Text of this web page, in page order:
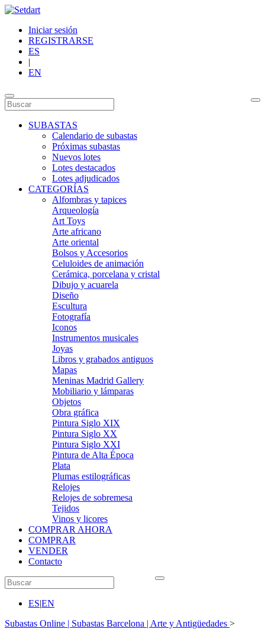
Iniciar sesión
REGISTRARSE
ES
|
EN
SUBASTAS
Calendario de subastas
Próximas subastas
Nuevos lotes
Lotes destacados
Lotes adjudicados
CATEGORÍAS
Alfombras y tapices
Arqueología
Art Toys
Arte africano
Arte oriental
Bolsos y Accesorios
Celuloides de animación
Cerámica, porcelana y cristal
Dibujo y acuarela
Diseño
Escultura
Fotografía
Iconos
Instrumentos musicales
Joyas
Libros y grabados antiguos
Mapas
Meninas Madrid Gallery
Mobiliario y lámparas
Objetos
Obra gráfica
Pintura Siglo XIX
Pintura Siglo XX
Pintura Siglo XXI
Pintura de Alta Época
Plata
Plumas estilográficas
Relojes
Relojes de sobremesa
Tejidos
Vinos y licores
COMPRAR AHORA
COMPRAR
VENDER
Contacto
ES|EN
Subastas Online | Subastas Barcelona | Arte y Antigüedades >